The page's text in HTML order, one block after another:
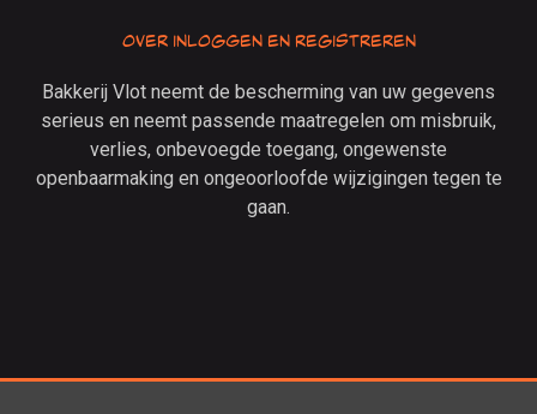
Over inloggen en registreren
Bakkerij Vlot neemt de bescherming van uw gegevens
serieus en neemt passende maatregelen om misbruik,
verlies, onbevoegde toegang, ongewenste
openbaarmaking en ongeoorloofde wijzigingen tegen te
gaan.